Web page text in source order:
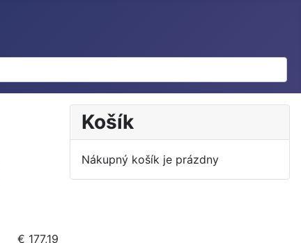
€ 177,19
Košík
Nákupný košík je prázdny